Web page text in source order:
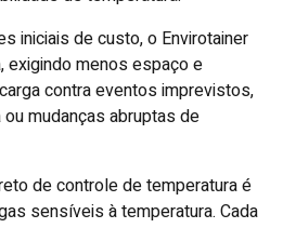
iniciais de custo, o Envirotainer
exigindo menos espaço e
contra eventos imprevistos,
mudanças abruptas de
de controle de temperatura é
sensíveis à temperatura. Cada